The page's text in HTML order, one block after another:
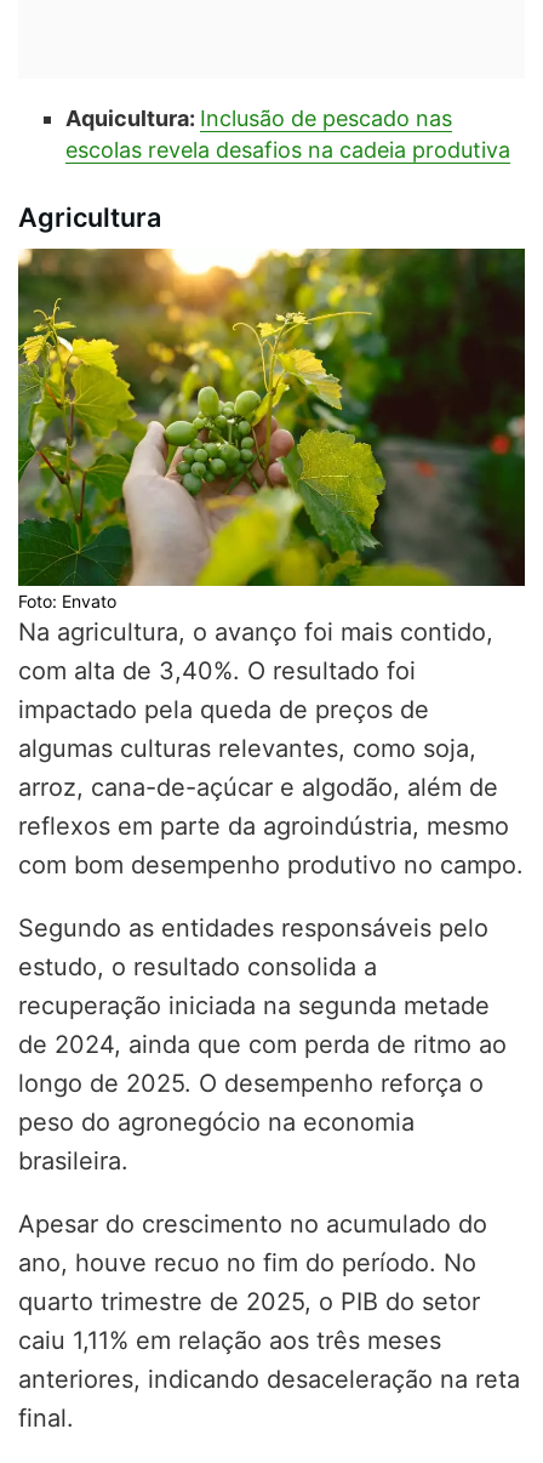
Aquicultura: Inclusão de pescado nas
escolas revela desafios na cadeia produtiva
Agricultura
Foto: Envato
Na agricultura, o avanço foi mais contido,
com alta de 3,40%. O resultado foi
impactado pela queda de preços de
algumas culturas relevantes, como soja,
arroz, cana-de-açúcar e algodão, além de
reflexos em parte da agroindústria, mesmo
com bom desempenho produtivo no campo.
Segundo as entidades responsáveis pelo
estudo, o resultado consolida a
recuperação iniciada na segunda metade
de 2024, ainda que com perda de ritmo ao
longo de 2025. O desempenho reforça o
peso do agronegócio na economia
brasileira.
Apesar do crescimento no acumulado do
ano, houve recuo no fim do período. No
quarto trimestre de 2025, o PIB do setor
caiu 1,11% em relação aos três meses
anteriores, indicando desaceleração na reta
final.